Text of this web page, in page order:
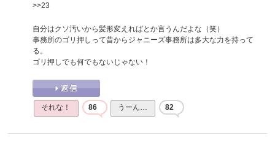
>>23
自分はクソ汚いから髪形変えればとか言うんだよな（笑）
事務所のゴリ押しって昔からジャニーズ事務所は多大な力を持って
る。
ゴリ押しでも何でもないじゃない！
それな！ 86 うーん… 82